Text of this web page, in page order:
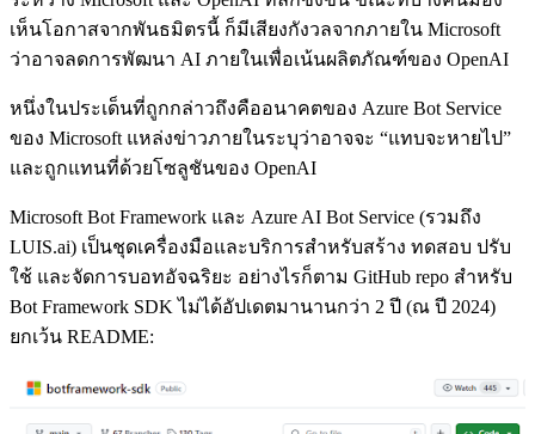
เห็นโอกาสจากพันธมิตรนี้ ก็มีเสียงกังวลจากภายใน Microsoft
ว่าอาจลดการพัฒนา AI ภายในเพื่อเน้นผลิตภัณฑ์ของ OpenAI
หนึ่งในประเด็นที่ถูกกล่าวถึงคืออนาคตของ Azure Bot Service
ของ Microsoft แหล่งข่าวภายในระบุว่าอาจจะ “แทบจะหายไป”
และถูกแทนที่ด้วยโซลูชันของ OpenAI
Microsoft Bot Framework และ Azure AI Bot Service (รวมถึง
LUIS.ai) เป็นชุดเครื่องมือและบริการสำหรับสร้าง ทดสอบ ปรับ
ใช้ และจัดการบอทอัจฉริยะ อย่างไรก็ตาม GitHub repo สำหรับ
Bot Framework SDK ไม่ได้อัปเดตมานานกว่า 2 ปี (ณ ปี 2024)
ยกเว้น README: